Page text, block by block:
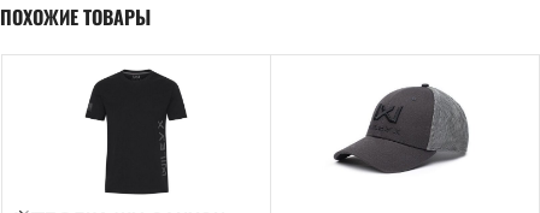
ПОХОЖИЕ ТОВАРЫ